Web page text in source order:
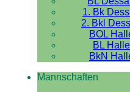
1. Bk
2. Bkl
BOL
BL Halle
BkN
Mannschaften